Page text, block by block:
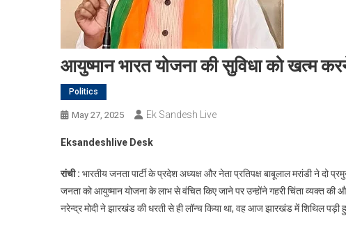
आयुष्मान भारत योजना की सुविधा को खत्म
Politics
May 27, 2025 Ek Sandesh Live
Eksandeshlive Desk
रांची : भारतीय जनता पार्टी के प्रदेश अध्यक्ष और नेता प्रतिपक्ष बाबूलाल मरांडी ने
जनता को आयुष्मान योजना के लाभ से वंचित किए जाने पर उन्होंने गहरी चिंता व्यक्त
नरेन्द्र मोदी ने झारखंड की धरती से ही लॉन्च किया था, वह आज झारखंड में शिथिल पड़ी हुई